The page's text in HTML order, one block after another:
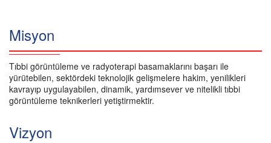
Misyon
Tıbbi görüntüleme ve radyoterapi basamaklarını başarı ile
yürütebilen, sektördeki teknolojik gelişmelere hakim, yenilikleri
kavrayıp uygulayabilen, dinamik, yardımsever ve nitelikli tıbbi
görüntüleme teknikerleri yetiştirmektir.
Vizyon